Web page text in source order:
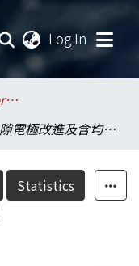
Log In
.National Taiwan University / 國立臺灣大學
碳氈孔隙電極改進及含均相反應之液流電池的數學模擬研究
Statistics